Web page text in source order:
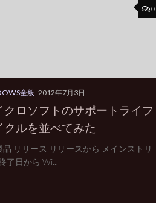
0
全般 2012年7月3日
クロソフトのサポートライフ
クルを並べてみた
品 リリース リリースから メインストリ
了日から Wi...